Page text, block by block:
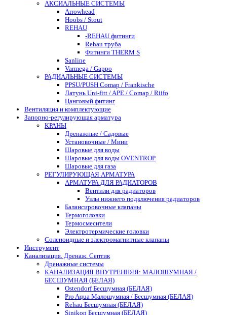
АКСИАЛЬНЫЕ СИСТЕМЫ
Arrowhead
Hoobs / Stout
REHAU
-REHAU фитинги
Rehau труба
Фитинги THERM S
Sanline
Varmega / Gappo
РАДИАЛЬНЫЕ СИСТЕМЫ
PPSU/PUSH Comap / Frankische
Латунь Uni-fitt / APE / Comap / Riifo
Цанговый фитинг
Вентиляция и комплектующие
Запорно-регулирующая арматура
КРАНЫ
Дренажные / Садовые
Установочные / Мини
Шаровые для воды
Шаровые для воды OVENTROP
Шаровые для газа
РЕГУЛИРУЮЩАЯ АРМАТУРА
АРМАТУРА ДЛЯ РАДИАТОРОВ
Вентили для радиаторов
Узлы нижнего подключения радиаторов
Балансировочные клапаны
Термоголовки
Термосмесители
Электротермические головки
Соленоидные и электромагнитные клапаны
Инструмент
Канализация. Дренаж. Септик
Дренажные системы
КАНАЛИЗАЦИЯ ВНУТРЕННЯЯ: МАЛОШУМНАЯ /
БЕСШУМНАЯ (БЕЛАЯ)
Ostendorf Бесшумная (БЕЛАЯ)
Pro Aqua Малошумная / Бесшумная (БЕЛАЯ)
Rehau Бесшумная (БЕЛАЯ)
Sinikon Бесшумная (БЕЛАЯ)